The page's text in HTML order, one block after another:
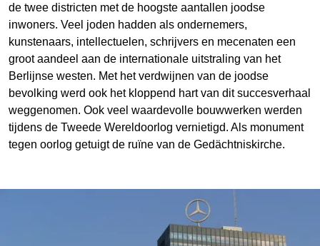
de twee districten met de hoogste aantallen joodse
inwoners. Veel joden hadden als ondernemers,
kunstenaars, intellectuelen, schrijvers en mecenaten een
groot aandeel aan de internationale uitstraling van het
Berlijnse westen. Met het verdwijnen van de joodse
bevolking werd ook het kloppend hart van dit succesverhaal
weggenomen. Ook veel waardevolle bouwwerken werden
tijdens de Tweede Wereldoorlog vernietigd. Als monument
tegen oorlog getuigt de ruïne van de Gedächtniskirche.